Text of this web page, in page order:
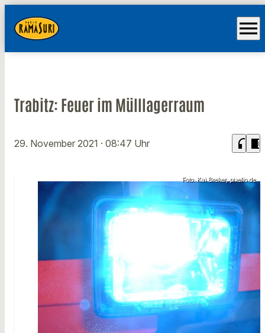
menu
Trabitz: Feuer im Mülllagerraum
29. November 2021 · 08:47 Uhr headphones chrome_reader_mode
Foto: Kai Breker, pixelio.de